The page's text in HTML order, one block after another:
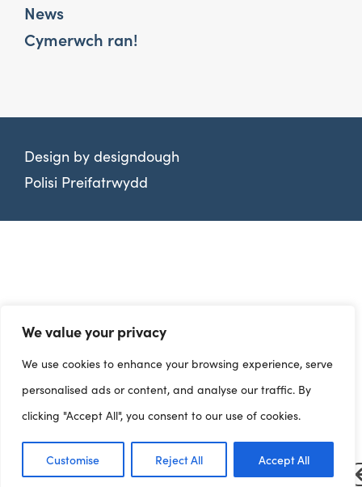
We value your privacy
We use cookies to enhance your browsing experience, serve
personalised ads or content, and analyse our traffic. By
clicking "Accept All", you consent to our use of cookies.
Customise Reject All Accept All
Dangosfyrddau
News
Cymerwch ran!
Design by designdough
Polisi Preifatrwydd